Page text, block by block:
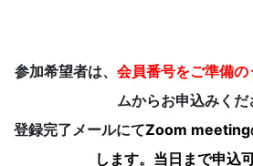
参加希望者は、 会員番号をご準備の
ムからお申込みくだ
登録完了メールにてZoom meeting
します。当日まで申込